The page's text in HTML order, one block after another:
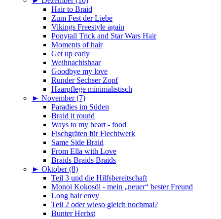
Hair to Braid
Zum Fest der Liebe
Vikings Freestyle again
Ponytail Trick and Star Wars Hair
Moments of hair
Get up early
Weihnachtshaar
Goodbye my love
Runder Sechser Zopf
Haarpflege minimalistisch
► November (7)
Paradies im Süden
Braid it round
Ways to my heart - food
Fischgräten für Flechtwerk
Same Side Braid
From Ella with Love
Braids Braids Braids
► Oktober (8)
Teil 3 und die Hilfsbereitschaft
Monoi Kokosöl - mein „neuer“ bester Freund
Long hair envy
Teil 2 oder wieso gleich nochmal?
Bunter Herbst